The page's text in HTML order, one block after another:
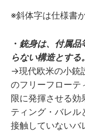
※斜体字は仕様書
・ 銃身は、付属品
らない構造とする。
→現代欧米の小銃
のフリーフローテ
限に発揮させる効
ティング・バレル
接触していないバ